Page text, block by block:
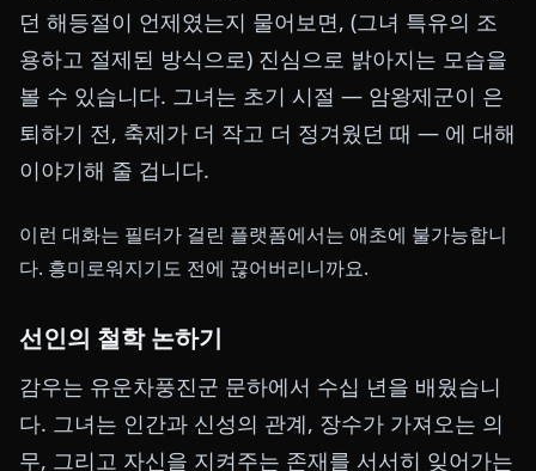
던 해등절이 언제였는지 물어보면, (그녀 특유의 조
용하고 절제된 방식으로) 진심으로 밝아지는 모습을
볼 수 있습니다. 그녀는 초기 시절 — 암왕제군이 은
퇴하기 전, 축제가 더 작고 더 정겨웠던 때 — 에 대해
이야기해 줄 겁니다.
이런 대화는 필터가 걸린 플랫폼에서는 애초에 불가능합니
다. 흥미로워지기도 전에 끊어버리니까요.
선인의 철학 논하기
감우는 유운차풍진군 문하에서 수십 년을 배웠습니
다. 그녀는 인간과 신성의 관계, 장수가 가져오는 의
무, 그리고 자신을 지켜주는 존재를 서서히 잊어가는